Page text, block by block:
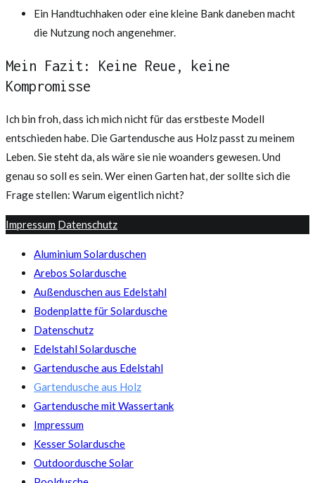
Ein Handtuchhaken oder eine kleine Bank daneben macht
die Nutzung noch angenehmer.
Mein Fazit: Keine Reue, keine
Kompromisse
Ich bin froh, dass ich mich nicht für das erstbeste Modell
entschieden habe. Die Gartendusche aus Holz passt zu meinem
Leben. Sie steht da, als wäre sie nie woanders gewesen. Und
genau so soll es sein. Wer einen Garten hat, der sollte sich die
Frage stellen: Warum eigentlich nicht?
Impressum Datenschutz
Aluminium Solarduschen
Arebos Solardusche
Außenduschen aus Edelstahl
Bodenplatte für Solardusche
Datenschutz
Edelstahl Solardusche
Gartendusche aus Edelstahl
Gartendusche aus Holz
Gartendusche mit Wassertank
Impressum
Kesser Solardusche
Outdoordusche Solar